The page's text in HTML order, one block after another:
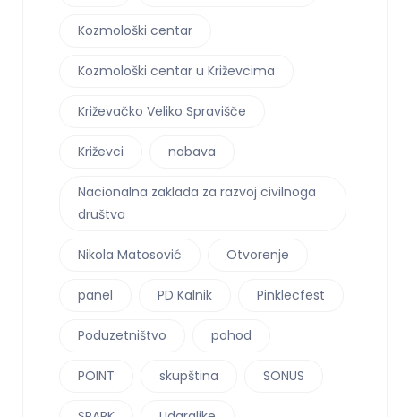
Kozmološki centar
Kozmološki centar u Križevcima
Križevačko Veliko Spravišče
Križevci nabava
Nacionalna zaklada za razvoj civilnoga
društva
Nikola Matosović Otvorenje
panel PD Kalnik Pinklecfest
Poduzetništvo pohod
POINT skupština SONUS